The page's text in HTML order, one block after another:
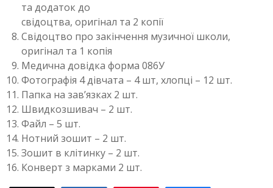
та додаток до
свідоцтва, оригінал та 2 копії
Свідоцтво про закінчення музичної школи,
оригінал та 1 копія
Медична довідка форма 086У
Фотографія 4 дівчата – 4 шт, хлопці – 12 шт.
Папка на зав’язках 2 шт.
Швидкозшивач – 2 шт.
Файл – 5 шт.
Нотний зошит – 2 шт.
Зошит в клітинку – 2 шт.
Конверт з марками 2 шт.